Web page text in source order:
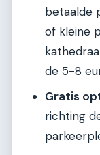
betaalde
of kleine
de 5-8
Gratis
richting